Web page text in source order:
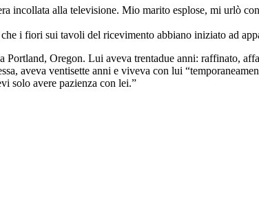
incollata alla televisione. Mio marito esplose, mi urlò
i fiori sui tavoli del ricevimento abbiano iniziato ad
Oregon. Lui aveva trentadue anni: raffinato,
aveva ventisette anni e viveva con lui
solo avere pazienza con lei.”